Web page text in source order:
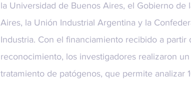
la Universidad de Buenos Aires, el Gobierno de
Aires, la Unión Industrial Argentina y la
Industria. Con el financiamiento recibido a partir
reconocimiento, los investigadores realizaron
tratamiento de patógenos, que permite analizar